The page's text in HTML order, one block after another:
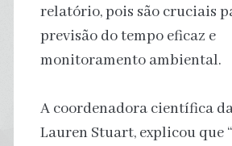
relatório, pois são cruciais
previsão do tempo eficaz e
monitoramento ambiental.
A coordenadora científica
Lauren Stuart, explicou que